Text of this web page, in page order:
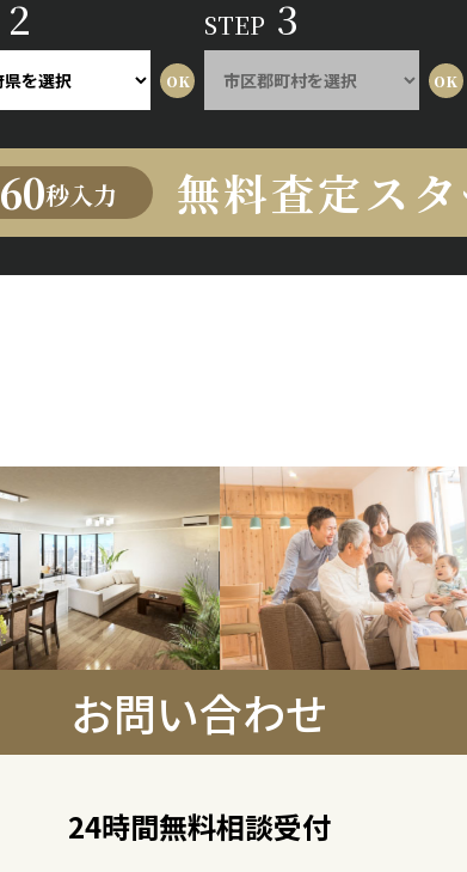
2 STEP 3
60秒入力 無料査定ス
お問い合わせ
24時間無料相談受付